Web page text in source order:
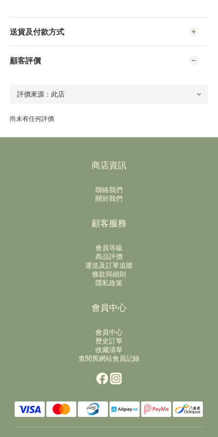
送貨及付款方式
顧客評價
尚未有任何評價
商店資訊
聯絡我們
關於我們
顧客服務
會員等級
商品評價
運送及訂單追蹤
條款與細則
隱私政策
會員中心
會員中心
歷史訂單
收藏清單
查閱舊網站會員記錄